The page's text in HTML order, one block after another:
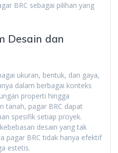
BRC sebagai pilihan yang
Desain dan
ukuran, bentuk, dan gaya,
dalam berbagai konteks
properti hingga
tanah, pagar BRC dapat
spesifik setiap proyek.
desain yang tak
pagar BRC tidak hanya efektif
estetis.